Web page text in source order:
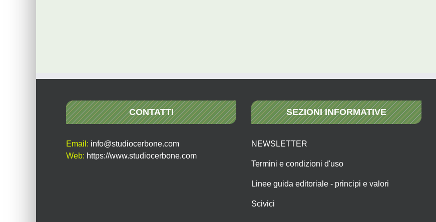
CONTATTI
Email: info@studiocerbone.com
Web: https://www.studiocerbone.com
SEZIONI INFORMATIVE
NEWSLETTER
Termini e condizioni d'uso
Linee guida editoriale - principi e valori
Scivici